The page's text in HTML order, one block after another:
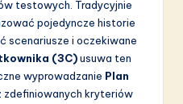
testowych. Tradycyjnie
pojedyncze historie
scenariusze i oczekiwane
(3C)usuwa ten
wyprowadzanie Plan
zdefiniowanych kryteriów